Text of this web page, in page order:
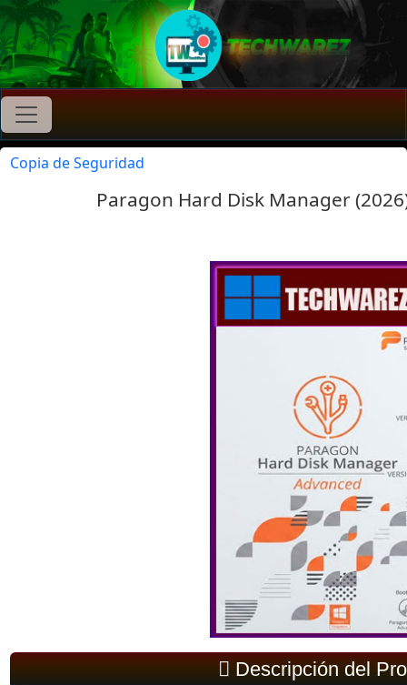
Copia de Seguridad
Paragon Hard Disk Manager
Descripción del